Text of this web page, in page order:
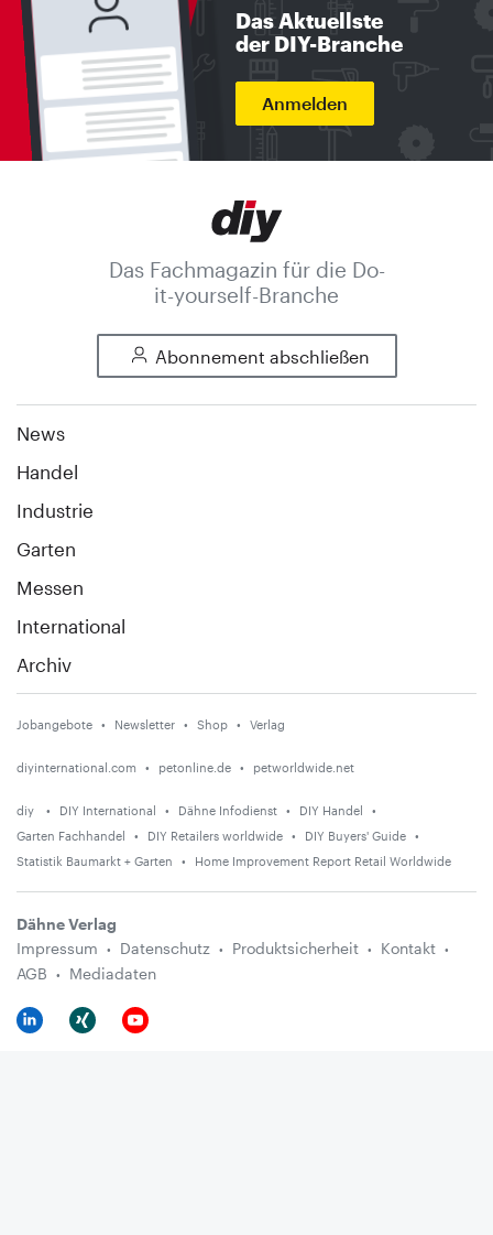
Das Aktuellste
der DIY-Branche
Anmelden
Das Fachmagazin für die Do-
it-yourself-Branche
Abonnement abschließen
News
Handel
Industrie
Garten
Messen
International
Archiv
Jobangebote Newsletter Shop Verlag
diyinternational.com petonline.de petworldwide.net
diy DIY International Dähne Infodienst
DIY Handel
Garten Fachhandel
DIY Retailers worldwide
DIY Buyers' Guide
Statistik Baumarkt + Garten
Home Improvement Report Retail Worldwide
Dähne Verlag
Impressum
Datenschutz Produktsicherheit
Kontakt
AGB
Mediadaten